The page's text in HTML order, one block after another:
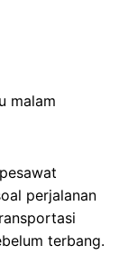
malam
perjalanan
terbang.